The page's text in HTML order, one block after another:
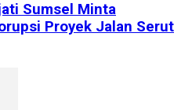
Sumsel Minta
Proyek Jalan Serut